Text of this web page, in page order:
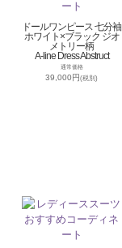
ドールワンピース 七分袖
ホワイト×ブラック ジオ
メトリー柄
A-line Dress Abstruct
通常価格
39,000円(税別)